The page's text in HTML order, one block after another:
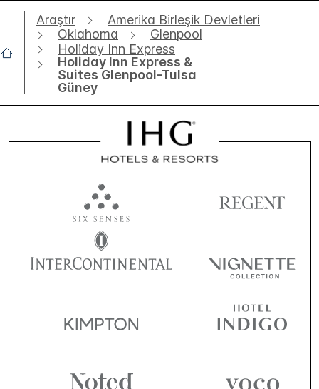
Araştır
Amerika Birleşik Devletleri
Oklahoma
Glenpool
Holiday Inn Express
Holiday Inn Express &
Suites Glenpool-Tulsa
Güney